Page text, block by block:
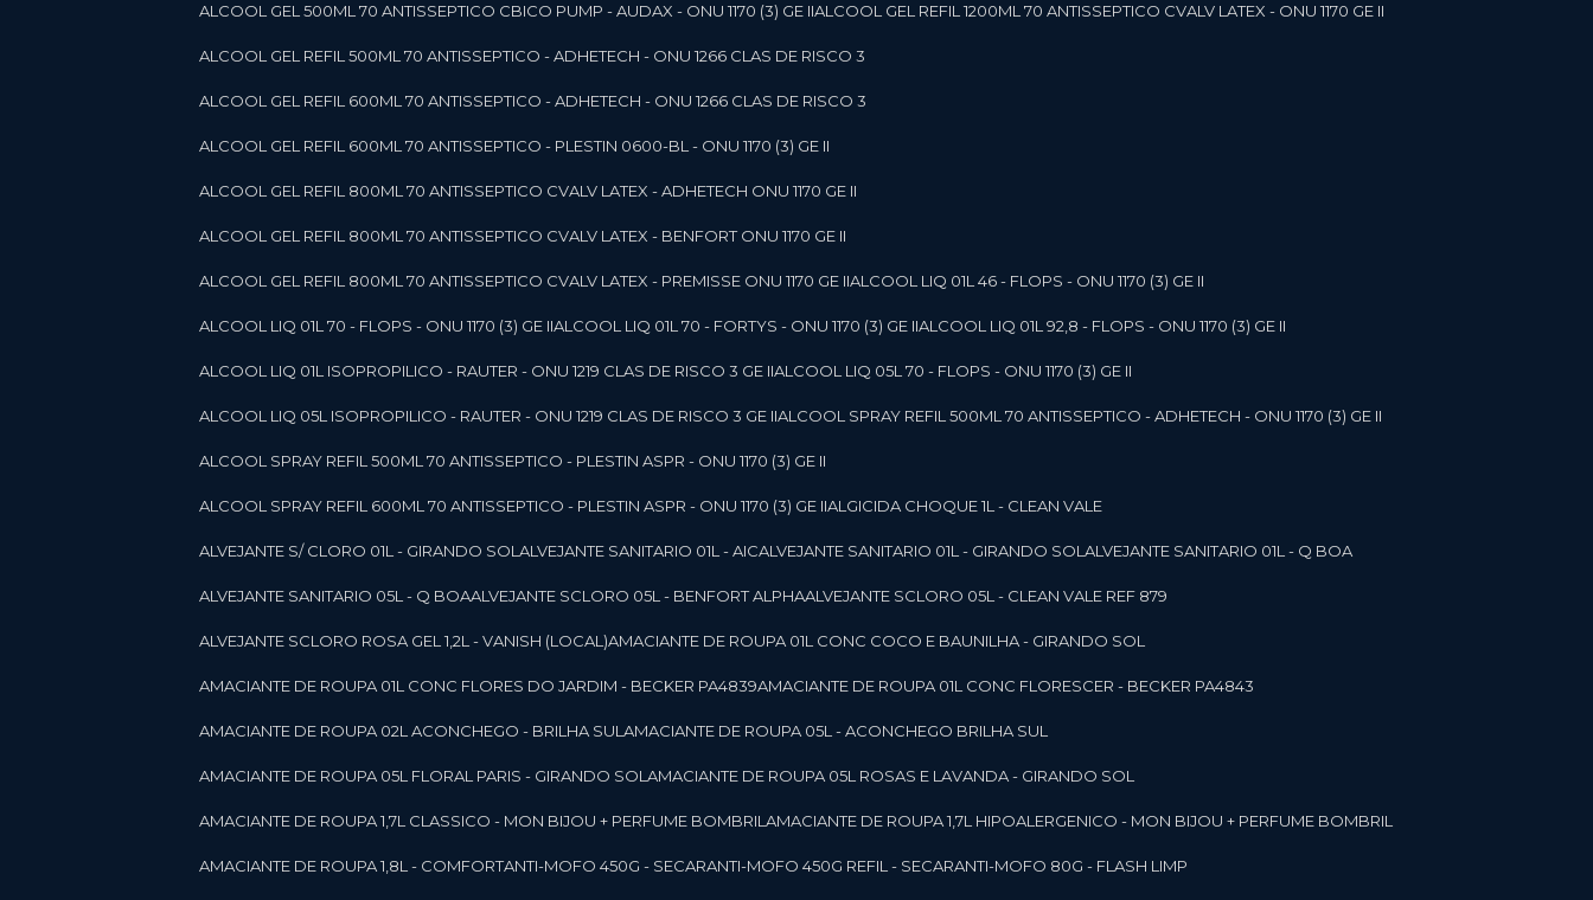
ALCOOL GEL 500ML 70 ANTISSEPTICO CBICO PUMP - AUDAX - ONU 1170 (3) GE II ALCOOL GEL REFIL 1200ML 70 ANTISSEPTICO CVALV LATEX - ONU 1170 GE II
ALCOOL GEL REFIL 500ML 70 ANTISSEPTICO - ADHETECH - ONU 1266 CLAS DE RISCO 3
ALCOOL GEL REFIL 600ML 70 ANTISSEPTICO - ADHETECH - ONU 1266 CLAS DE RISCO 3
ALCOOL GEL REFIL 600ML 70 ANTISSEPTICO - PLESTIN 0600-BL - ONU 1170 (3) GE II
ALCOOL GEL REFIL 800ML 70 ANTISSEPTICO CVALV LATEX - ADHETECH ONU 1170 GE II
ALCOOL GEL REFIL 800ML 70 ANTISSEPTICO CVALV LATEX - BENFORT ONU 1170 GE II
ALCOOL GEL REFIL 800ML 70 ANTISSEPTICO CVALV LATEX - PREMISSE ONU 1170 GE II ALCOOL LIQ 01L 46 - FLOPS - ONU 1170 (3) GE II
ALCOOL LIQ 01L 70 - FLOPS - ONU 1170 (3) GE II ALCOOL LIQ 01L 70 - FORTYS - ONU 1170 (3) GE II ALCOOL LIQ 01L 92,8 - FLOPS - ONU 1170 (3) GE II
ALCOOL LIQ 01L ISOPROPILICO - RAUTER - ONU 1219 CLAS DE RISCO 3 GE II ALCOOL LIQ 05L 70 - FLOPS - ONU 1170 (3) GE II
ALCOOL LIQ 05L ISOPROPILICO - RAUTER - ONU 1219 CLAS DE RISCO 3 GE II ALCOOL SPRAY REFIL 500ML 70 ANTISSEPTICO - ADHETECH - ONU 1170 (3) GE II
ALCOOL SPRAY REFIL 500ML 70 ANTISSEPTICO - PLESTIN ASPR - ONU 1170 (3) GE II
ALCOOL SPRAY REFIL 600ML 70 ANTISSEPTICO - PLESTIN ASPR - ONU 1170 (3) GE II ALGICIDA CHOQUE 1L - CLEAN VALE
ALVEJANTE S/ CLORO 01L - GIRANDO SOL ALVEJANTE SANITARIO 01L - AIC ALVEJANTE SANITARIO 01L - GIRANDO SOL ALVEJANTE SANITARIO 01L - Q BOA
ALVEJANTE SANITARIO 05L - Q BOA ALVEJANTE SCLORO 05L - BENFORT ALPHA ALVEJANTE SCLORO 05L - CLEAN VALE REF 879
ALVEJANTE SCLORO ROSA GEL 1,2L - VANISH (LOCAL) AMACIANTE DE ROUPA 01L CONC COCO E BAUNILHA - GIRANDO SOL
AMACIANTE DE ROUPA 01L CONC FLORES DO JARDIM - BECKER PA4839 AMACIANTE DE ROUPA 01L CONC FLORESCER - BECKER PA4843
AMACIANTE DE ROUPA 02L ACONCHEGO - BRILHA SUL AMACIANTE DE ROUPA 05L - ACONCHEGO BRILHA SUL
AMACIANTE DE ROUPA 05L FLORAL PARIS - GIRANDO SOL AMACIANTE DE ROUPA 05L ROSAS E LAVANDA - GIRANDO SOL
AMACIANTE DE ROUPA 1,7L CLASSICO - MON BIJOU + PERFUME BOMBRIL AMACIANTE DE ROUPA 1,7L HIPOALERGENICO - MON BIJOU + PERFUME BOMBRIL
AMACIANTE DE ROUPA 1,8L - COMFORT ANTI-MOFO 450G - SECAR ANTI-MOFO 450G REFIL - SECAR ANTI-MOFO 80G - FLASH LIMP